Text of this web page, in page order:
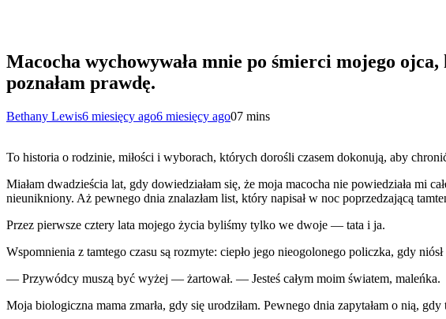
Macocha wychowywała mnie po śmierci mojego
poznałam prawdę.
Bethany Lewis6 miesięcy ago6 miesięcy ago07 mins
To historia o rodzinie, miłości i wyborach, których dorośli czasem dokonują, aby
Miałam dwadzieścia lat, gdy dowiedziałam się, że moja macocha nie powiedziała mi
nieunikniony. Aż pewnego dnia znalazłam list, który napisał w noc poprzedzającą
Przez pierwsze cztery lata mojego życia byliśmy tylko we dwoje — tata i ja.
Wspomnienia z tamtego czasu są rozmyte: ciepło jego nieogolonego policzka, gdy
— Przywódcy muszą być wyżej — żartował. — Jesteś całym moim światem, maleńka.
Moja biologiczna mama zmarła, gdy się urodziłam. Pewnego dnia zapytałam o nią,